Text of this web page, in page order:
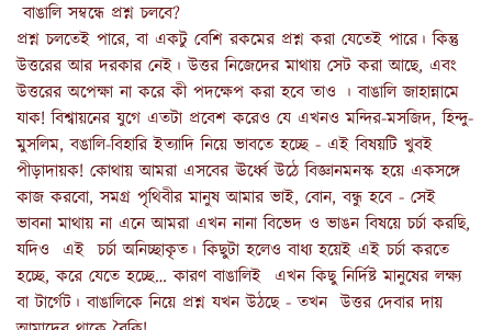
বাঙালি সম্বন্ধে প্রশ্ন চলবে?
প্রশ্ন চলতেই পারে, বা একটু বেশি রকমের প্রশ্ন করা যেতেই পারে। কিন্তু
উত্তরের আর দরকার নেই। উত্তর নিজেদের মাথায় সেট করা আছে, এবং
উত্তরের অপেক্ষা না করে কী পদক্ষেপ করা হবে তাও । বাঙালি জাহান্নামে
যাক! বিশ্বায়নের যুগে এতটা প্রবেশ করেও যে এখনও মন্দির-মসজিদ, হিন্দু-
মুসলিম, বঙালি-বিহারি ইত্যাদি নিয়ে ভাবতে হচ্ছে - এই বিষয়টি খুবই
পীড়াদায়ক! কোথায় আমরা এসবের ঊর্ধ্বে উঠে বিজ্ঞানমনস্ক হয়ে একসঙ্গে
কাজ করবো, সমগ্র পৃথিবীর মানুষ আমার ভাই, বোন, বন্ধু হবে - সেই
ভাবনা মাথায় না এনে আমরা এখন নানা বিভেদ ও ভাঙন বিষয়ে চর্চা করছি,
যদিও এই চর্চা অনিচ্ছাকৃত। কিছুটা হলেও বাধ্য হয়েই এই চর্চা করতে
হচ্ছে, করে যেতে হচ্ছে… কারণ বাঙালিই এখন কিছু নির্দিষ্ট মানুষের লক্ষ্য
বা টার্গেট। বাঙালিকে নিয়ে প্রশ্ন যখন উঠছে - তখন উত্তর দেবার দায়